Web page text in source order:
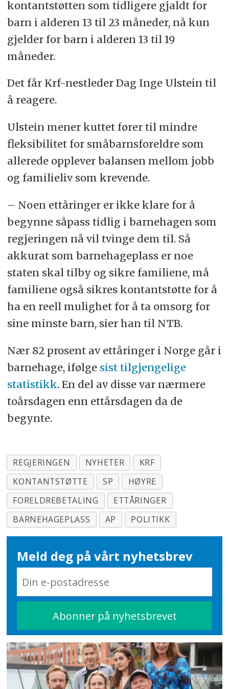
kontantstøtten som tidligere gjaldt for
barn i alderen 13 til 23 måneder, nå kun
gjelder for barn i alderen 13 til 19
måneder.
Det får Krf-nestleder Dag Inge Ulstein til
å reagere.
Ulstein mener kuttet fører til mindre
fleksibilitet for småbarnsforeldre som
allerede opplever balansen mellom jobb
og familieliv som krevende.
– Noen ettåringer er ikke klare for å
begynne såpass tidlig i barnehagen som
regjeringen nå vil tvinge dem til. Så
akkurat som barnehageplass er noe
staten skal tilby og sikre familiene, må
familiene også sikres kontantstøtte for å
ha en reell mulighet for å ta omsorg for
sine minste barn, sier han til NTB.
Nær 82 prosent av ettåringer i Norge går i
barnehage, ifølge sist tilgjengelige
statistikk. En del av disse var nærmere
toårsdagen enn ettårsdagen da de
begynte.
REGJERINGEN NYHETER
KRF
KONTANTSTØTTE
SP
HØYRE
FORELDREBETALING
ETTÅRINGER
BARNEHAGEPLASS
AP POLITIKK
Meld deg på vårt nyhetsbrev